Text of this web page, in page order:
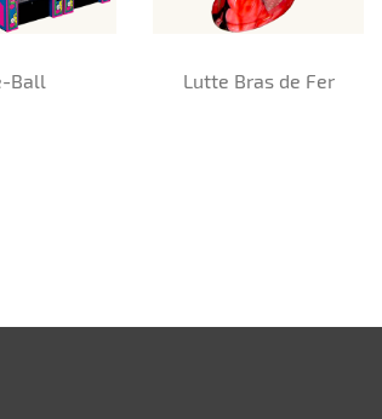
Ball Lutte Bras de Fer